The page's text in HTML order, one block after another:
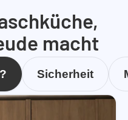
macht
Sicherheit